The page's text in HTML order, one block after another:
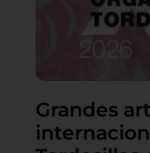
Grandes